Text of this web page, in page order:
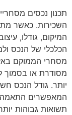
תכנון נכסים
השכירות. כאשר
המיקום, גודלו,
הכלכלי של הנכס
מסחרי הממוקם
מסודרת או בסמוך
יותר. גודל הנכס
המאפשרים התאמה
תשואות גבוהות